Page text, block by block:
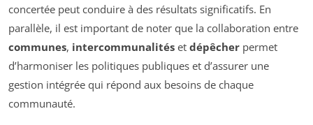
concertée peut conduire à des résultats significatifs. En
parallèle, il est important de noter que la collaboration entre
communes, intercommunalités et dépêcher permet
d’harmoniser les politiques publiques et d’assurer une
gestion intégrée qui répond aux besoins de chaque
communauté.